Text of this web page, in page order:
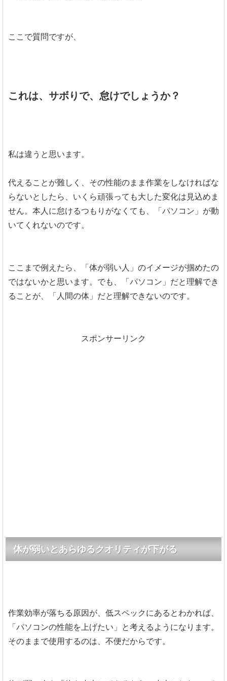
ここで質問ですが、
これは、サボりで、怠けでしょうか？
私は違うと思います。
代えることが難しく、その性能のまま作業をしなければな
らないとしたら、いくら頑張っても大した変化は見込めま
せん。本人に怠けるつもりがなくても、「パソコン」が動
いてくれないのです。
ここまで例えたら、「体が弱い人」のイメージが掴めたの
ではないかと思います。でも、「パソコン」だと理解でき
ることが、「人間の体」だと理解できないのです。
スポンサーリンク
体が弱いとあらゆるクオリティが下がる
作業効率が落ちる原因が、低スペックにあるとわかれば、
「パソコンの性能を上げたい」と考えるようになります。
そのままで使用するのは、不便だからです。